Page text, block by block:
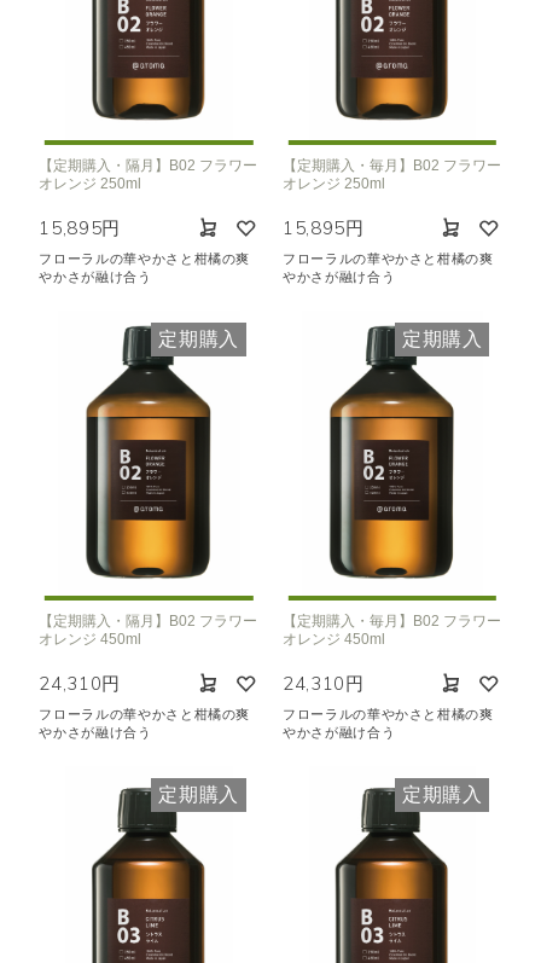
【定期購入・隔月】B02 フラワー
オレンジ 250ml
15,895円
フローラルの華やかさと柑橘の爽
やかさが融け合う
【定期購入・毎月】B02 フラワー
オレンジ 250ml
15,895円
フローラルの華やかさと柑橘の爽
やかさが融け合う
定期購入
【定期購入・隔月】B02 フラワー
オレンジ 450ml
24,310円
フローラルの華やかさと柑橘の爽
やかさが融け合う
定期購入
【定期購入・毎月】B02 フラワー
オレンジ 450ml
24,310円
フローラルの華やかさと柑橘の爽
やかさが融け合う
定期購入 定期購入